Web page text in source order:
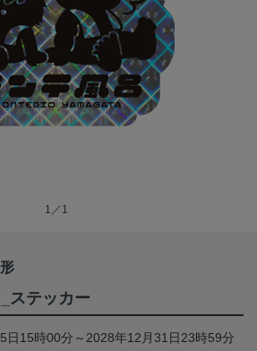
1／1
ステッカー
日15時00分～2028年12月31日23時59分